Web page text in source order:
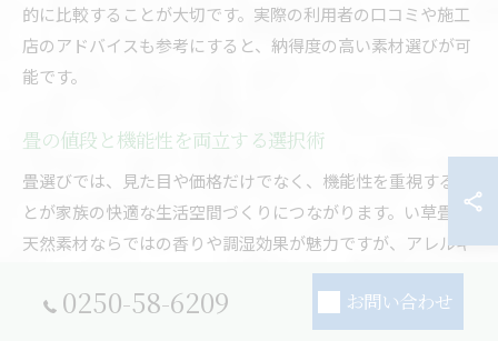
的に比較することが大切です。実際の利用者の口コミや施工
店のアドバイスも参考にすると、納得度の高い素材選びが可
能です。
畳の値段と機能性を両立する選択術
畳選びでは、見た目や価格だけでなく、機能性を重視するこ
とが家族の快適な生活空間づくりにつながります。い草畳は
天然素材ならではの香りや調湿効果が魅力ですが、アレルギ
ーやダニ発生のリスクが高まる場合があります。和紙畳や樹
脂畳は防ダニ・防カビ性能に優れ、手入れも簡単です。
0250-58-6209 お問い合わせ